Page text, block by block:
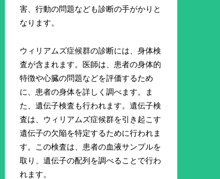
害、行動の問題なども診断の手がかりと
なります。
ウィリアムズ症候群の診断には、身体検
査が含まれます。医師は、患者の身体的
特徴や心臓の問題などを評価するため
に、患者の身体を詳しく調べます。ま
た、遺伝子検査も行われます。遺伝子検
査は、ウィリアムズ症候群を引き起こす
遺伝子の欠陥を特定するために行われま
す。この検査は、患者の血液サンプルを
取り、遺伝子の配列を調べることで行わ
れます。